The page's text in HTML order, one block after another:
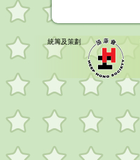
統籌及策劃